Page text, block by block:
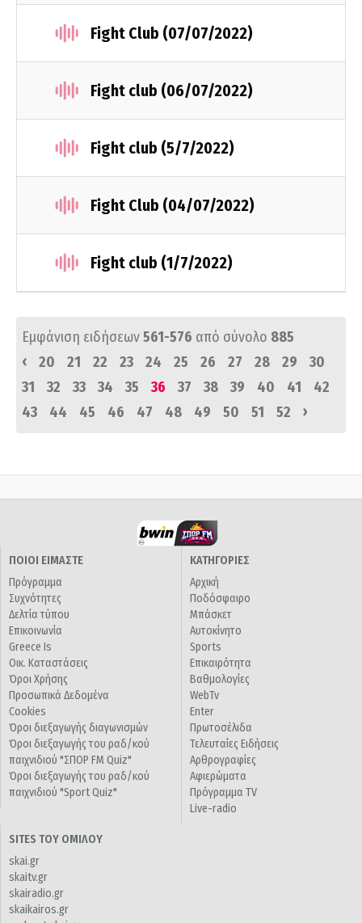
Fight Club (07/07/2022)
Fight club (06/07/2022)
Fight club (5/7/2022)
Fight Club (04/07/2022)
Fight club (1/7/2022)
Εμφάνιση ειδήσεων561-576 από σύνολο 885
‹
20 21 22 23 24 25 26 27 28 29
30
31
32 33 34 35 36 37 38 39 40 41
42
43
44 45 46 47 48 49 50 51 52 ›
ΠΟΙΟΙ ΕΙΜΑΣΤΕ
Πρόγραμμα
Συχνότητες
Δελτία τύπου
Επικοινωνία
Greece Is
Οικ. Καταστάσεις
Όροι Χρήσης
Προσωπικά Δεδομένα
Cookies
Όροι διεξαγωγής διαγωνισμών
Όροι διεξαγωγής του ραδ/κού
παιχνιδιού "ΣΠΟΡ FM Quiz"
Όροι διεξαγωγής του ραδ/κού
παιχνιδιού "Sport Quiz"
ΚΑΤΗΓΟΡΙΕΣ
Αρχική
Ποδόσφαιρο
Μπάσκετ
Αυτοκίνητο
Sports
Επικαιρότητα
Βαθμολογίες
WebTv
Enter
Πρωτοσέλιδα
Τελευταίες Ειδήσεις
Αρθρογραφίες
Αφιερώματα
Πρόγραμμα TV
Live-radio
SITES ΤΟΥ ΟΜΙΛΟΥ
skai.gr
skaitv.gr
skairadio.gr
skaikairos.gr